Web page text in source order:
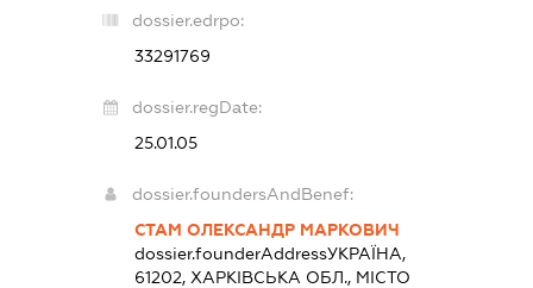
dossier.edrpo:
33291769
dossier.regDate:
25.01.05
dossier.foundersAndBenef:
СТАМ ОЛЕКСАНДР МАРКОВИЧ
dossier.founderAddressУКРАЇНА,
61202, ХАРКІВСЬКА ОБЛ., МІСТО